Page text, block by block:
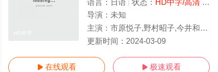
语言： 日语 状态： HD中字/高清- 免费在线观看
导演： 未知
主演： 市原悦子,野村昭子,今井和子,山田スミ子,白石まるみ,林隆三,香川京子,山下真司,姿晴香,磯部勉
更新时间： 2024-03-09
 在线观看  极速观看